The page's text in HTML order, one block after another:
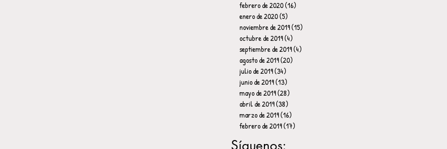
febrero de 2020(16)
enero de 2020(5)
noviembre de 2019(15)
octubre de 2019(4)
septiembre de 2019(4)
agosto de 2019(20)
julio de 2019(34)
junio de 2019(13)
mayo de 2019(28)
abril de 2019(38)
marzo de 2019(16)
febrero de 2019(17)
Síguenos: